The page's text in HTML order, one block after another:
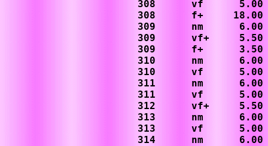
308      vf      5.00
308      f+     18.00
309      nm      6.00
309      vf+     5.50
309      f+      3.50
310      nm      6.00
310      vf      5.00
311      nm      6.00
311      vf      5.00
312      vf+     5.50
313      nm      6.00
313      vf      5.00
314      nm      6.00